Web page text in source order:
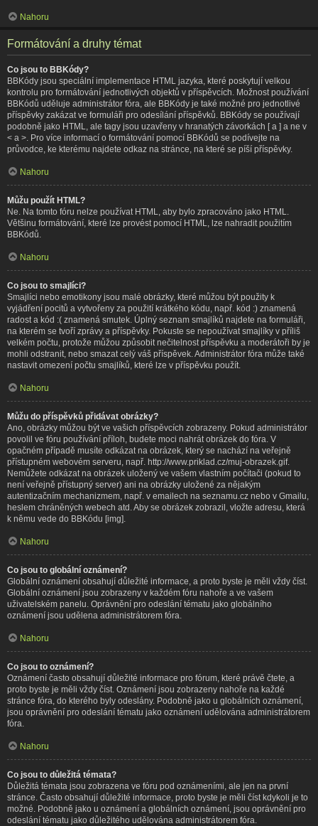
Nahoru
Formátování a druhy témat
Co jsou to BBKódy?
BBKódy jsou speciální implementace HTML jazyka, které poskytují velkou
kontrolu pro formátování jednotlivých objektů v příspěvcích. Možnost používání
BBKódů uděluje administrátor fóra, ale BBKódy je také možné pro jednotlivé
příspěvky zakázat ve formuláři pro odesílání příspěvků. BBKódy se používají
podobně jako HTML, ale tagy jsou uzavřeny v hranatých závorkách [ a ] a ne v
< a >. Pro více informací o formátování pomocí BBKódů se podívejte na
průvodce, ke kterému najdete odkaz na stránce, na které se píší příspěvky.
Nahoru
Můžu použít HTML?
Ne. Na tomto fóru nelze používat HTML, aby bylo zpracováno jako HTML.
Většinu formátování, které lze provést pomocí HTML, lze nahradit použitím
BBKódů.
Nahoru
Co jsou to smajlíci?
Smajlíci nebo emotikony jsou malé obrázky, které můžou být použity k
vyjádření pocitů a vytvořeny za použití krátkého kódu, např. kód :) znamená
radost a kód :( znamená smutek. Úplný seznam smajlíků najdete na formuláři,
na kterém se tvoří zprávy a příspěvky. Pokuste se nepoužívat smajlíky v příliš
velkém počtu, protože můžou způsobit nečitelnost příspěvku a moderátoři by je
mohli odstranit, nebo smazat celý váš příspěvek. Administrátor fóra může také
nastavit omezení počtu smajlíků, které lze v příspěvku použít.
Nahoru
Můžu do příspěvků přidávat obrázky?
Ano, obrázky můžou být ve vašich příspěvcích zobrazeny. Pokud administrátor
povolil ve fóru používání příloh, budete moci nahrát obrázek do fóra. V
opačném případě musíte odkázat na obrázek, který se nachází na veřejně
přístupném webovém serveru, např. http://www.priklad.cz/muj-obrazek.gif.
Nemůžete odkázat na obrázek uložený ve vašem vlastním počítači (pokud to
není veřejně přístupný server) ani na obrázky uložené za nějakým
autentizačním mechanizmem, např. v emailech na seznamu.cz nebo v Gmailu,
heslem chráněných webech atd. Aby se obrázek zobrazil, vložte adresu, která
k němu vede do BBKódu [img].
Nahoru
Co jsou to globální oznámení?
Globální oznámení obsahují důležité informace, a proto byste je měli vždy číst.
Globální oznámení jsou zobrazeny v každém fóru nahoře a ve vašem
uživatelském panelu. Oprávnění pro odeslání tématu jako globálního
oznámení jsou udělena administrátorem fóra.
Nahoru
Co jsou to oznámení?
Oznámení často obsahují důležité informace pro fórum, které právě čtete, a
proto byste je měli vždy číst. Oznámení jsou zobrazeny nahoře na každé
stránce fóra, do kterého byly odeslány. Podobně jako u globálních oznámení,
jsou oprávnění pro odeslání tématu jako oznámení udělována administrátorem
fóra.
Nahoru
Co jsou to důležitá témata?
Důležitá témata jsou zobrazena ve fóru pod oznámeními, ale jen na první
stránce. Často obsahují důležité informace, proto byste je měli číst kdykoli je to
možné. Podobně jako u oznámení a globálních oznámení, jsou oprávnění pro
odeslání tématu jako důležitého udělována administrátorem fóra.